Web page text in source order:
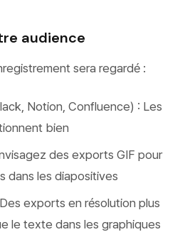
audience
sera regardé :
Notion, Confluence) : Les
bien
des exports GIF pour
dans les diapositives
exports en résolution plus
le texte dans les graphiques